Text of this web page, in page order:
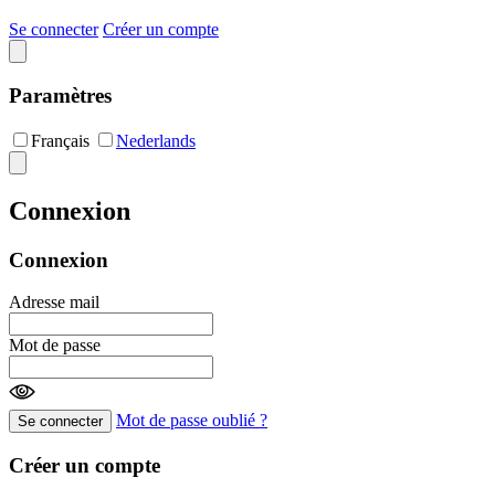
Se connecter Créer un compte
Paramètres
Français Nederlands
Connexion
Connexion
Adresse mail
Mot de passe
Se connecter Mot de passe oublié ?
Créer un compte